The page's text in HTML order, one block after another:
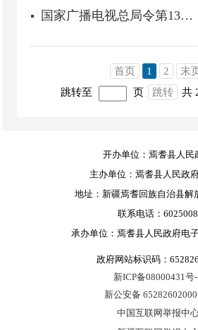
国家广播电视总局令第13号：《广播电视无线传输覆盖网管理办法》
首页 1 2
末
跳转至
页 跳转 共
开办单位：焉耆县人民
主办单位：焉耆县人民政
地址：新疆焉耆回族自治县解
联系电话：6025008
承办单位：焉耆县人民政府电
政府网站标识码：
新ICP备08000431号
新公安备
中国互联网举报中